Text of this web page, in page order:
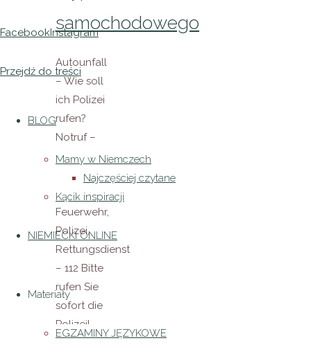
FacebookInstagram
Przejdź do treści
BLOG
Mamy w Niemczech
Najczęściej czytane
Kącik inspiracji
NIEMIECKI ONLINE
Materiały
EGZAMINY JĘZYKOWE
samochodowego
Autounfall
– Wie soll
ich Polizei
rufen?
Notruf –
Polizei –
110 Notruf
–
Feuerwehr,
Polizei,
Rettungsdienst
– 112 Bitte
rufen Sie
sofort die
Polizei! –